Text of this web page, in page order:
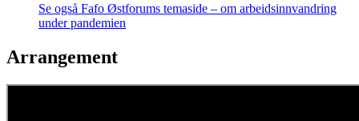
Se også Fafo Østforums temaside – om arbeidsinnvandring
under pandemien
Arrangement